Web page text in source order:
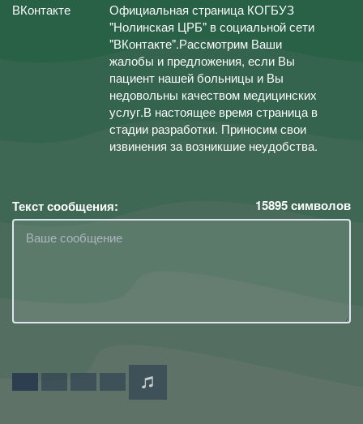
Официальная страница КОГБУЗ
"Нолинская ЦРБ" в социальной сети
"ВКонтакте".Рассмотрим Ваши
жалобы и предложения, если Вы
пациент нашей больницы и Вы
недовольны качеством медицинских
услуг.В настоящее время страница в
стадии разработки. Приносим свои
извинения за возникшие неудобства.
Текст сообщения: 15895символов